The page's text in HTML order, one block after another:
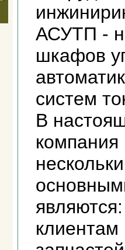
АСУТП -
шкафов
систем
В
компания
клиентам